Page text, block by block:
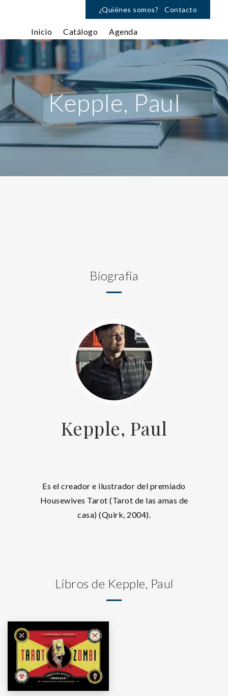
¿Quiénes somos? Contacto
Inicio Catálogo Agenda
Kepple, Paul
Biografía
Kepple, Paul
Es el creador e ilustrador del premiado
Housewives Tarot (Tarot de las amas de
casa) (Quirk, 2004).
Libros de Kepple, Paul